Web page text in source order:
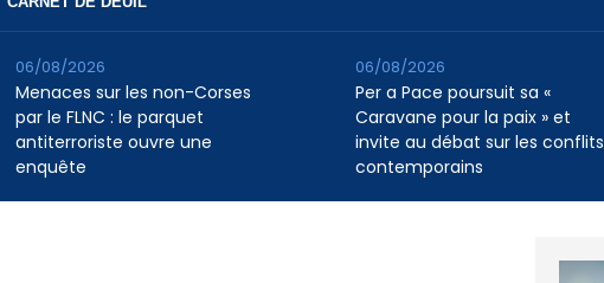
Menaces sur les non-Corses
par le FLNC : le parquet
antiterroriste ouvre une
enquête
06/08/2026
Per a Pace poursuit sa «
Caravane pour la paix » et
invite au débat sur les conflits
contemporains
06/08/2026